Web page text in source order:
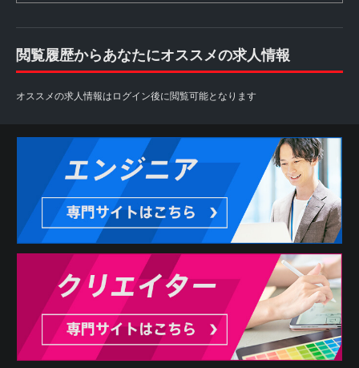
閲覧履歴からあなたにオススメの求人情報
オススメの求人情報はログイン後に閲覧可能となります